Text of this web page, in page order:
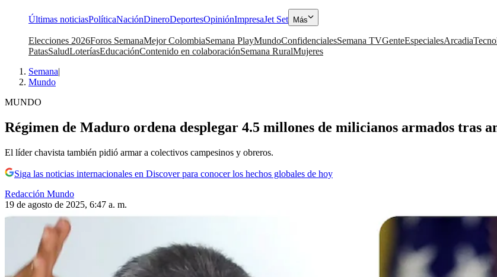
Últimas noticiasPolíticaNaciónDineroDeportesOpiniónImpresaJet Set Más
Elecciones 2026Foros SemanaMejor ColombiaSemana PlayMundoConfidencialesSemana TVGenteEspecialesArcadia
PatasSaludLoteríasEducaciónContenido en colaboraciónSemana RuralMujeres
Semana|
Mundo
MUNDO
Régimen de Maduro ordena desplegar 4.5 millones de milicianos armados tras
El líder chavista también pidió armar a colectivos campesinos y obreros.
Siga las noticias internacionales en Discover para conocer los hechos globales de hoy
Redacción Mundo
19 de agosto de 2025, 6:47 a. m.